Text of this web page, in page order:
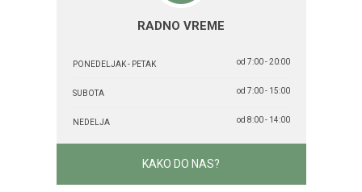
RADNO VREME
PONEDELJAK - PETAK od 7:00 - 20:00
SUBOTA od 7:00 - 15:00
NEDELJA od 8:00 - 14:00
KAKO DO NAS?